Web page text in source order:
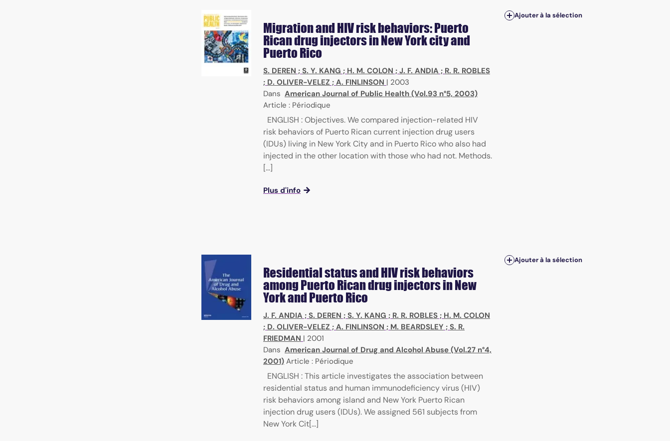
Migration and HIV risk behaviors: Puerto
Rican drug injectors in New York city and
Puerto Rico
S. DEREN ; S. Y. KANG ; H. M. COLON ; J. F. ANDIA ; R. R. ROBLES
; D. OLIVER-VELEZ ; A. FINLINSON | 2003
Dans American Journal of Public Health (Vol.93 n°5, 2003)
Article : Périodique
ENGLISH : Objectives. We compared injection-related HIV
risk behaviors of Puerto Rican current injection drug users
(IDUs) living in New York City and in Puerto Rico who also had
injected in the other location with those who had not. Methods.
[...]
Plus d'info
Ajouter à la sélection
Residential status and HIV risk behaviors
among Puerto Rican drug injectors in New
York and Puerto Rico
J. F. ANDIA ; S. DEREN ; S. Y. KANG ; R. R. ROBLES ; H. M. COLON
; D. OLIVER-VELEZ ; A. FINLINSON ; M. BEARDSLEY ; S. R.
FRIEDMAN | 2001
Dans American Journal of Drug and Alcohol Abuse (Vol.27 n°4,
2001) Article : Périodique
ENGLISH : This article investigates the association between
residential status and human immunodeficiency virus (HIV)
risk behaviors among island and New York Puerto Rican
injection drug users (IDUs). We assigned 561 subjects from
New York Cit[...]
Ajouter à la sélection